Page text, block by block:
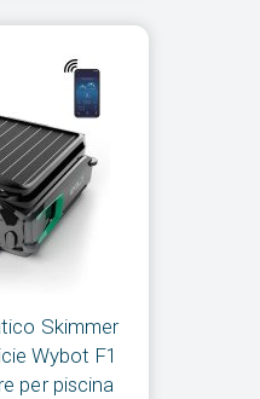
Skimmer
Wybot F1
per piscina